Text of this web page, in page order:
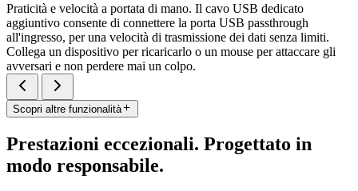
Praticità e velocità a portata di mano. Il cavo USB dedicato
aggiuntivo consente di connettere la porta USB passthrough
all'ingresso, per una velocità di trasmissione dei dati senza limiti.
Collega un dispositivo per ricaricarlo o un mouse per attaccare gli
avversari e non perdere mai un colpo.
Scopri altre funzionalità
Prestazioni eccezionali. Progettato in
modo responsabile.